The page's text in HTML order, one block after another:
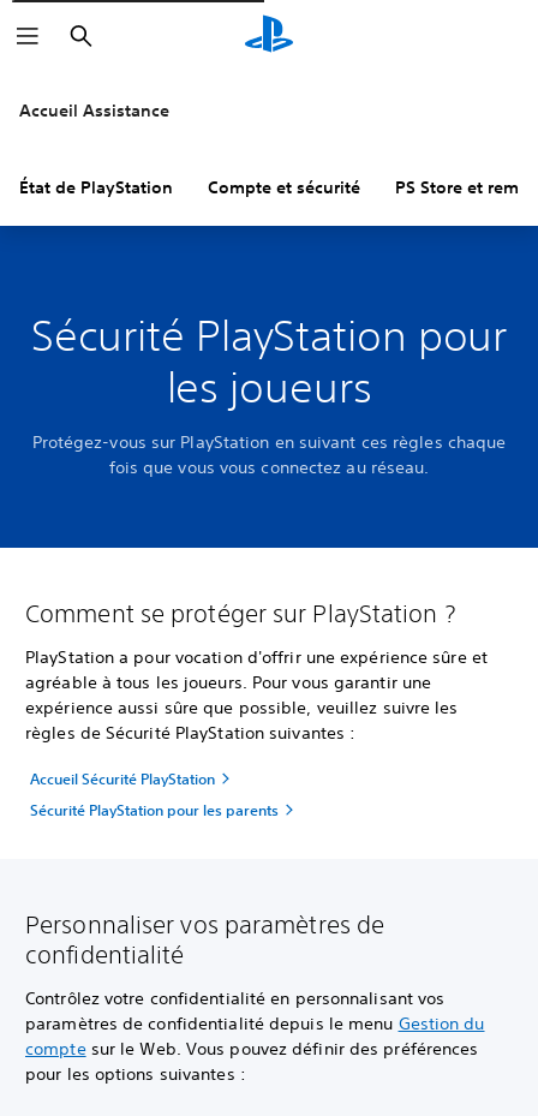
Rechercher
Accueil Assistance
État de PlayStation Compte et sécurité PS Store et
Sécurité PlayStation pour
les joueurs
Protégez-vous sur PlayStation en suivant ces règles chaque
fois que vous vous connectez au réseau.
Comment se protéger sur PlayStation ?
PlayStation a pour vocation d'offrir une expérience sûre et
agréable à tous les joueurs. Pour vous garantir une
expérience aussi sûre que possible, veuillez suivre les
règles de Sécurité PlayStation suivantes :
Accueil Sécurité PlayStation
Sécurité PlayStation pour les parents
Personnaliser vos paramètres de
confidentialité
Contrôlez votre confidentialité en personnalisant vos
paramètres de confidentialité depuis le menu Gestion du
comptesur le Web. Vous pouvez définir des préférences
pour les options suivantes :